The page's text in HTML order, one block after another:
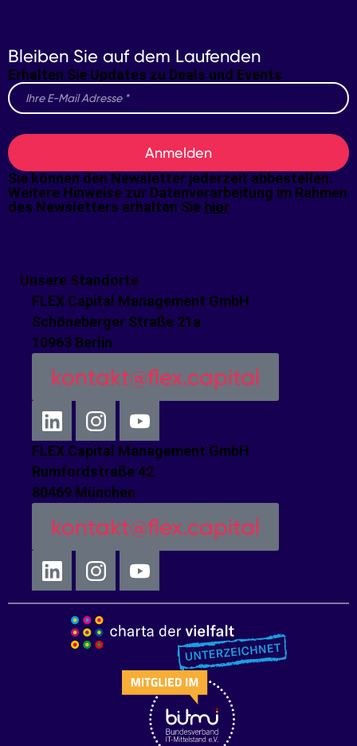
Bleiben Sie auf dem Laufenden
Erhalten Sie Updates zu Deals und Events
Anmelden
Sie können den Newsletter jederzeit abbestellen.
Weitere Hinweise zur Datenverarbeitung im Rahmen
des Newsletters erhalten Sie hier
Unsere Standorte
FLEX Capital Management GmbH
Schöneberger Straße 21a
10963 Berlin
kontakt@flex.capital
FLEX Capital Management GmbH
Rumfordstraße 42
80469 München
kontakt@flex.capital